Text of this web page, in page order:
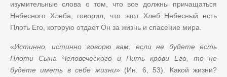
изумительные слова о том, что все должны причащаться
Небесного Хлеба, говорил, что этот Хлеб Небесный есть
Плоть Его, которую отдает Он за жизнь и спасение мира.
«Истинно, истинно говорю вам: если не будете есть
Плоти Сына Человеческого и Пить крови Его, то не
будете иметь в себе жизни» (Ин. 6, 53). Какой жизни?